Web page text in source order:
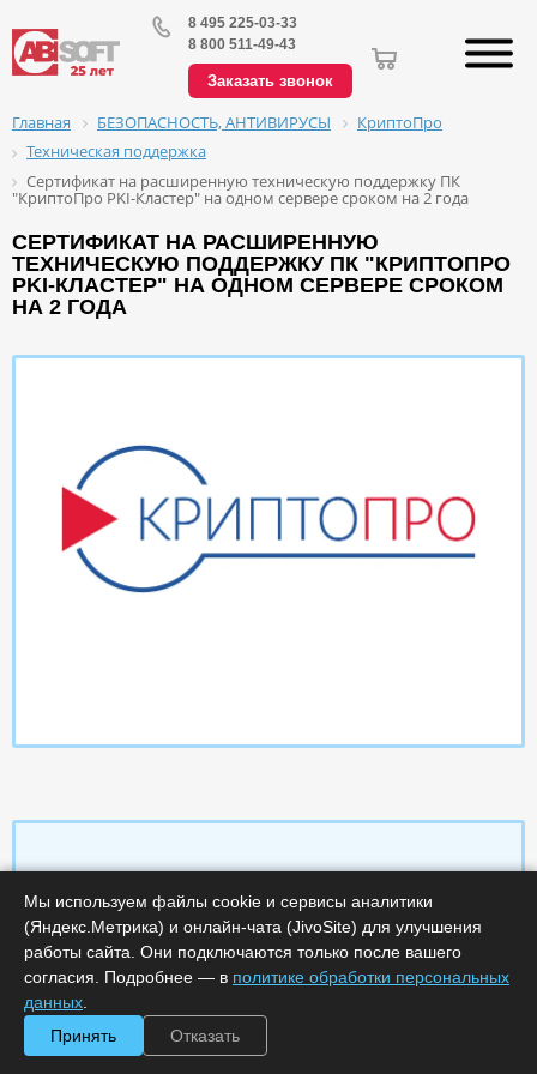
8 495 225-03-33
8 800 511-49-43
Заказать звонок
Главная БЕЗОПАСНОСТЬ, АНТИВИРУСЫ
КриптоПро
Техническая поддержка
Сертификат на расширенную техническую поддержку ПК
"КриптоПро PKI-Кластер" на одном сервере сроком на 2 года
СЕРТИФИКАТ НА РАСШИРЕННУЮ
ТЕХНИЧЕСКУЮ ПОДДЕРЖКУ ПК "КРИПТОПРО
PKI-КЛАСТЕР" НА ОДНОМ СЕРВЕРЕ СРОКОМ
НА 2 ГОДА
Характеристики
Срок поставки, дней : 14
Минимальное количество лицензий :1
Артикул :
Обработка заказа :
Мы используем файлы cookie и сервисы аналитики
(Яндекс.Метрика) и онлайн-чата (JivoSite) для улучшения
работы сайта. Они подключаются только после вашего
согласия. Подробнее — в политике обработки персональных
данных
Принять
Отказать